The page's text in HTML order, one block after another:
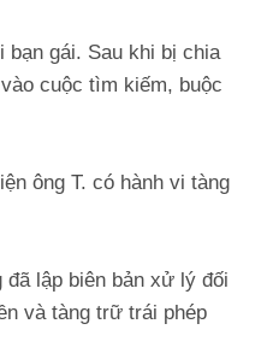
bạn gái. Sau khi bị chia
cuộc tìm kiếm, buộc
ông T. có hành vi tàng
lập biên bản xử lý đối
và tàng trữ trái phép